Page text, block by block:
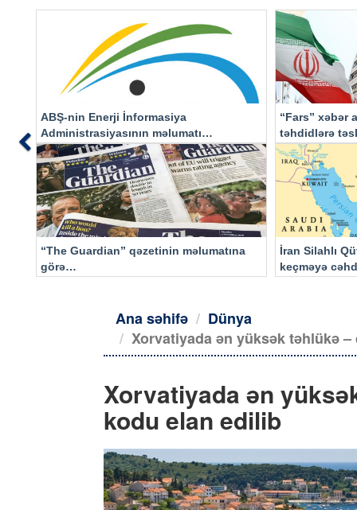
ABŞ-nin Enerji İnformasiya
Administrasiyasının məlumatı
əsasında…
“Fars” xəbər
təhdidlərə
“The Guardian” qəzetinin məlumatına
görə…
İran Silahlı
keçməyə
Previous
Ana səhifə
Dünya
Xorvatiyada ən yüksək təhlükə –
Xorvatiyada ən
kodu elan edilib